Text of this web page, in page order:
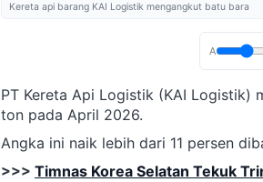
Kereta api barang KAI Logistik mengangkut batu bara
A
PT Kereta Api Logistik (KAI Logistik)
ton pada April 2026.
Angka ini naik lebih dari 11 persen
>>> Timnas Korea Selatan Tekuk